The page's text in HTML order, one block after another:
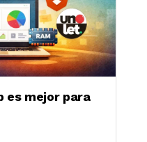
es mejor para